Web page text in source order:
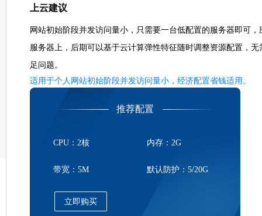
上云建议
网站初始阶段并发访问量小，只需要一台低配置的服务器即可
服务器上，后期可以基于云计算弹性特征随时调整资源配置，
足问题。
适用于个人网站初始阶段并发访问量小，经济配置省钱适用。
推荐配置
CPU：2核 内存：2G
带宽：5M 默认防护：5/20G
立即购买